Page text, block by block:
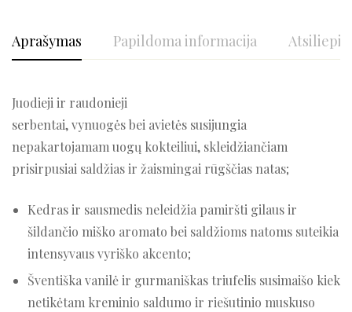
Aprašymas Papildoma informacija
Juodieji ir raudonieji
serbentai, vynuogės bei avietės susijungia
nepakartojamam uogų kokteiliui, skleidžiančiam
prisirpusiai saldžias ir žaismingai rūgščias natas;
Kedras ir sausmedis neleidžia pamiršti gilaus ir
šildančio miško aromato bei saldžioms natoms suteikia
intensyvaus vyriško akcento;
Šventiška vanilė ir gurmaniškas triufelis susimaišo kiek
netikėtam kreminio saldumo ir riešutinio muskuso